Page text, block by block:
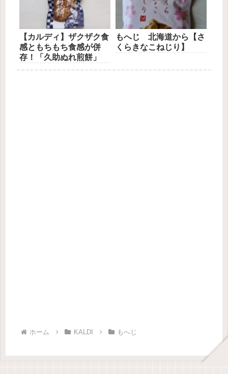
【カルディ】ザクザク食
感ともちもち食感が併
存！「久助ぬれ煎餅」
もへじ 北海道から【さ
くらきなこねじり】
ホーム KALDI もへじ